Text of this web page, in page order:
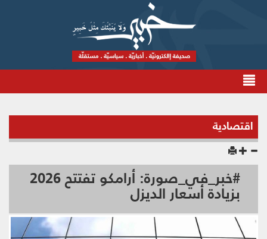
اقتصادية
#خبر_في_صورة: أرامكو تفتتح 2026
بزيادة أسعار الديزل